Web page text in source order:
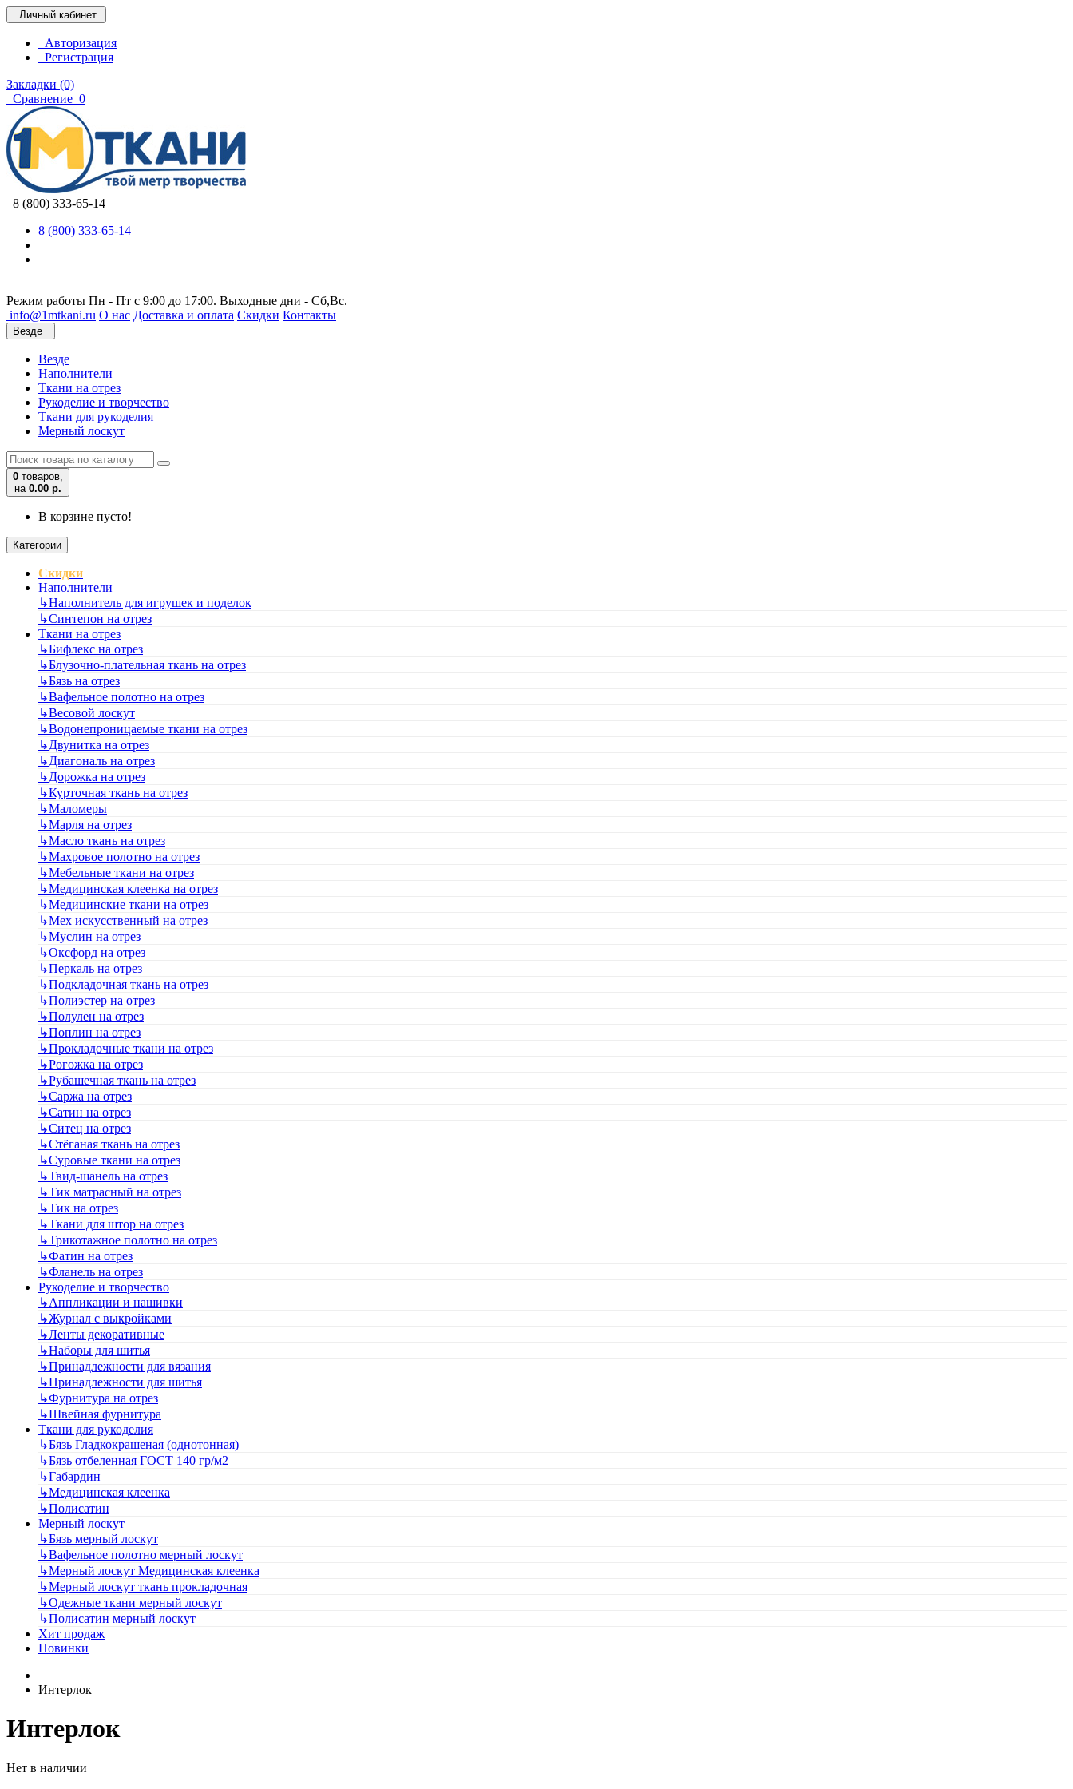
Личный кабинет
Авторизация
Регистрация
Закладки (0)
Сравнение 0
8 (800) 333-65-14
8 (800) 333-65-14
Режим работы Пн - Пт с 9:00 до 17:00. Выходные дни - Сб,Вс.
info@1mtkani.ru О нас Доставка и оплата Скидки Контакты
Везде
Везде
Наполнители
Ткани на отрез
Рукоделие и творчество
Ткани для рукоделия
Мерный лоскут
0 товаров,
на 0.00 р.
В корзине пусто!
Категории
Скидки
Наполнители
↳Наполнитель для игрушек и поделок
↳Синтепон на отрез
Ткани на отрез
↳Бифлекс на отрез
↳Блузочно-плательная ткань на отрез
↳Бязь на отрез
↳Вафельное полотно на отрез
↳Весовой лоскут
↳Водонепроницаемые ткани на отрез
↳Двунитка на отрез
↳Диагональ на отрез
↳Дорожка на отрез
↳Курточная ткань на отрез
↳Маломеры
↳Марля на отрез
↳Масло ткань на отрез
↳Махровое полотно на отрез
↳Мебельные ткани на отрез
↳Медицинская клеенка на отрез
↳Медицинские ткани на отрез
↳Мех искусственный на отрез
↳Муслин на отрез
↳Оксфорд на отрез
↳Перкаль на отрез
↳Подкладочная ткань на отрез
↳Полиэстер на отрез
↳Полулен на отрез
↳Поплин на отрез
↳Прокладочные ткани на отрез
↳Рогожка на отрез
↳Рубашечная ткань на отрез
↳Саржа на отрез
↳Сатин на отрез
↳Ситец на отрез
↳Стёганая ткань на отрез
↳Суровые ткани на отрез
↳Твид-шанель на отрез
↳Тик матрасный на отрез
↳Тик на отрез
↳Ткани для штор на отрез
↳Трикотажное полотно на отрез
↳Фатин на отрез
↳Фланель на отрез
Рукоделие и творчество
↳Аппликации и нашивки
↳Журнал с выкройками
↳Ленты декоративные
↳Наборы для шитья
↳Принадлежности для вязания
↳Принадлежности для шитья
↳Фурнитура на отрез
↳Швейная фурнитура
Ткани для рукоделия
↳Бязь Гладкокрашеная (однотонная)
↳Бязь отбеленная ГОСТ 140 гр/м2
↳Габардин
↳Медицинская клеенка
↳Полисатин
Мерный лоскут
↳Бязь мерный лоскут
↳Вафельное полотно мерный лоскут
↳Мерный лоскут Медицинская клеенка
↳Мерный лоскут ткань прокладочная
↳Одежные ткани мерный лоскут
↳Полисатин мерный лоскут
Хит продаж
Новинки
Интерлок
Интерлок
Нет в наличии